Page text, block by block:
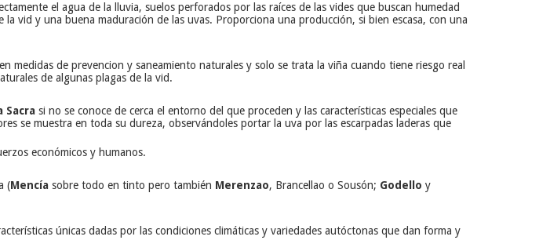
el agua de la lluvia, suelos perforados por las raíces de las vides que buscan humedad
vid y una buena maduración de las uvas. Proporciona una producción, si bien escasa, con una
de prevencion y saneamiento naturales y solo se trata la viña cuando tiene riesgo real
de algunas plagas de la vid.
Sacra si no se conoce de cerca el entorno del que proceden y las características especiales que
se muestra en toda su dureza, observándoles portar la uva por las escarpadas laderas que
económicos y humanos.
(Mencía sobre todo en tinto pero también Merenzao, Brancellao o Sousón; Godello y
únicas dadas por las condiciones climáticas y variedades autóctonas que dan forma y